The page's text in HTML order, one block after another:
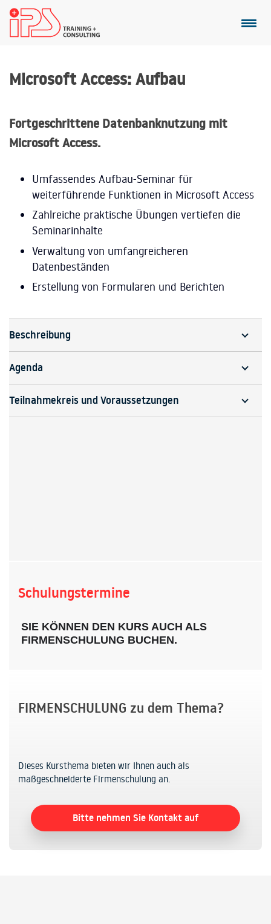
Microsoft Access: Aufbau
Fortgeschrittene Datenbanknutzung mit
Microsoft Access.
Umfassendes Aufbau-Seminar für
weiterführende Funktionen in Microsoft Access
Zahlreiche praktische Übungen vertiefen die
Seminarinhalte
Verwaltung von umfangreicheren
Datenbeständen
Erstellung von Formularen und Berichten
Beschreibung
Agenda
Teilnahmekreis und Voraussetzungen
Schulungstermine
SIE KÖNNEN DEN KURS AUCH ALS
FIRMENSCHULUNG BUCHEN.
FIRMENSCHULUNG zu dem Thema?
Dieses Kursthema bieten wir Ihnen auch als
maßgeschneiderte Firmenschulung an.
Bitte nehmen Sie Kontakt auf